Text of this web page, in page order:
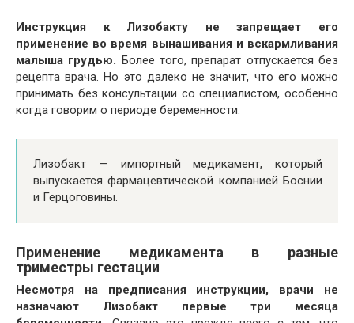
Инструкция к Лизобакту не запрещает его
применение во время вынашивания и вскармливания
малыша грудью. Более того, препарат отпускается без
рецепта врача. Но это далеко не значит, что его можно
принимать без консультации со специалистом, особенно
когда говорим о периоде беременности.
Лизобакт — импортный медикамент, который
выпускается фармацевтической компанией Боснии
и Герцоговины.
Применение медикамента в разные
триместры гестации
Несмотря на предписания инструкции, врачи не
назначают Лизобакт первые три месяца